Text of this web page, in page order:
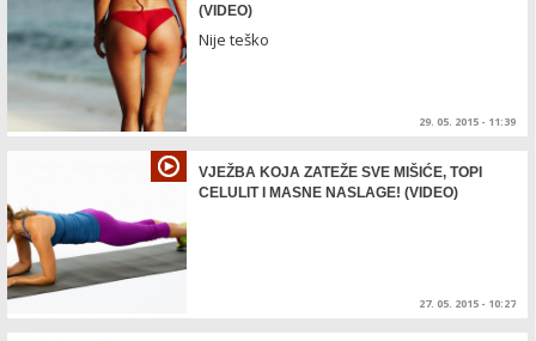
(VIDEO)
Nije teško
29. 05. 2015 - 11:39
VJEŽBA KOJA ZATEŽE SVE MIŠIĆE, TOPI
CELULIT I MASNE NASLAGE! (VIDEO)
27. 05. 2015 - 10:27